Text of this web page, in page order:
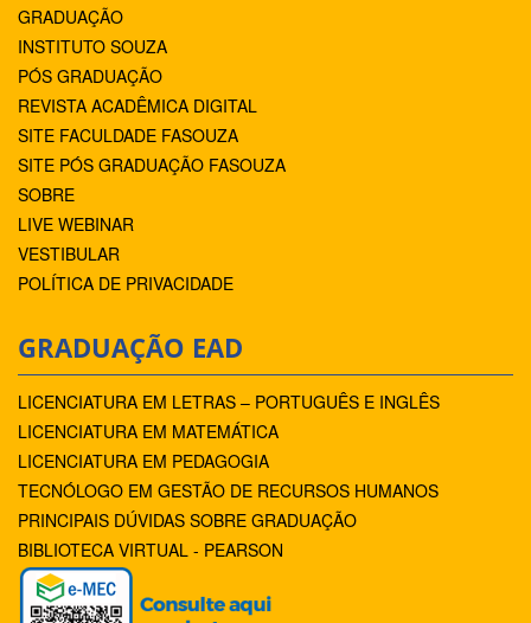
GRADUAÇÃO
INSTITUTO SOUZA
PÓS GRADUAÇÃO
REVISTA ACADÊMICA DIGITAL
SITE FACULDADE FASOUZA
SITE PÓS GRADUAÇÃO FASOUZA
SOBRE
LIVE WEBINAR
VESTIBULAR
POLÍTICA DE PRIVACIDADE
GRADUAÇÃO EAD
LICENCIATURA EM LETRAS – PORTUGUÊS E INGLÊS
LICENCIATURA EM MATEMÁTICA
LICENCIATURA EM PEDAGOGIA
TECNÓLOGO EM GESTÃO DE RECURSOS HUMANOS
PRINCIPAIS DÚVIDAS SOBRE GRADUAÇÃO
BIBLIOTECA VIRTUAL - PEARSON